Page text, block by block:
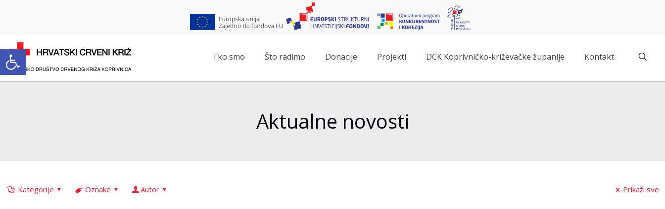
Open toolbar Tko smo Što radimo Donacije Projekti DCK Koprivničko-križevačke županije Kontakt
Aktualne novosti
Kategorije Oznake Autor Prikaži sve